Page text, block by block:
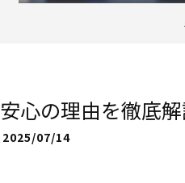
安心の理由を徹底
2025/07/14